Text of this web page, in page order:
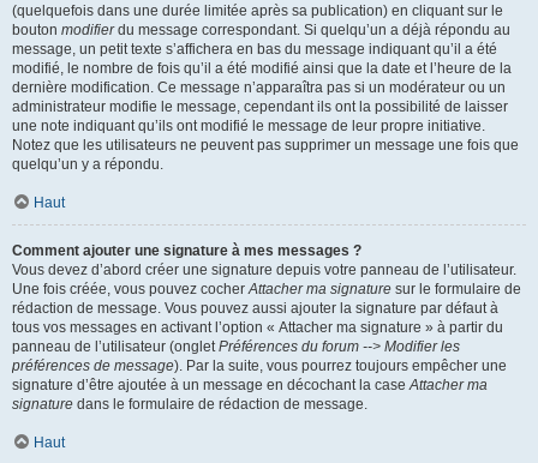
(quelquefois dans une durée limitée après sa publication) en cliquant sur le
bouton modifierdu message correspondant. Si quelqu’un a déjà répondu au
message, un petit texte s’affichera en bas du message indiquant qu’il a été
modifié, le nombre de fois qu’il a été modifié ainsi que la date et l’heure de la
dernière modification. Ce message n’apparaîtra pas si un modérateur ou un
administrateur modifie le message, cependant ils ont la possibilité de laisser
une note indiquant qu’ils ont modifié le message de leur propre initiative.
Notez que les utilisateurs ne peuvent pas supprimer un message une fois que
quelqu’un y a répondu.
Haut
Comment ajouter une signature à mes messages ?
Vous devez d’abord créer une signature depuis votre panneau de l’utilisateur.
Une fois créée, vous pouvez cocherAttacher ma signature sur le formulaire de
rédaction de message. Vous pouvez aussi ajouter la signature par défaut à
tous vos messages en activant l’option « Attacher ma signature » à partir du
panneau de l’utilisateur (ongletPréférences du forum --> Modifier les
préférences de message). Par la suite, vous pourrez toujours empêcher une
signature d’être ajoutée à un message en décochant la caseAttacher ma
signature dans le formulaire de rédaction de message.
Haut